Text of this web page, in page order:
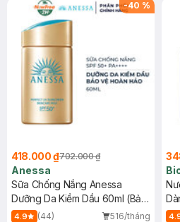
-40 %
418.000 ₫702.000 ₫
Anessa
Sữa Chống Nắng Anessa
Dưỡng Da Kiềm Dầu 60ml (Bản
Mới)
4.9 (44) 516/tháng